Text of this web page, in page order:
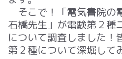
そこで！「電気書院の
石橋先生」が電験第２種
について調査しました！
第２種について深堀して